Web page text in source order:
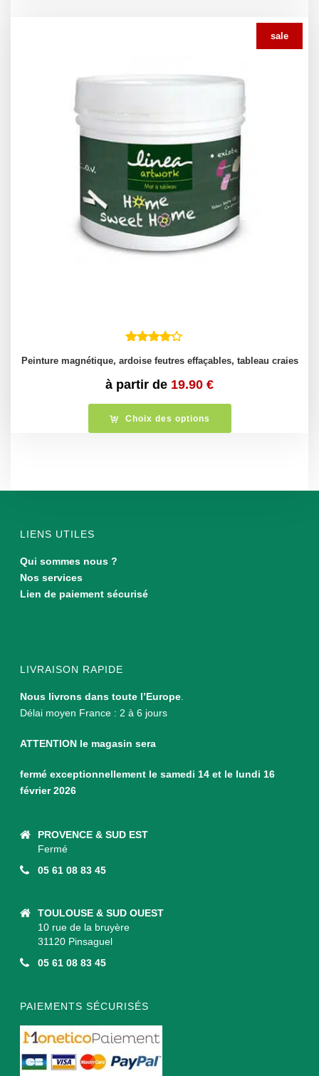
sale
Peinture magnétique, ardoise feutres effaçables, tableau craies
à partir de 19.90 €
Choix des options
LIENS UTILES
Qui sommes nous ?
Nos services
Lien de paiement sécurisé
LIVRAISON RAPIDE
Nous livrons dans toute l’Europe
Délai moyen France : 2 à 6 jours
ATTENTION le magasin sera
fermé exceptionnellement le samedi 14 et le lundi 16
février 2026
PROVENCE & SUD EST
Fermé
05 61 08 83 45
TOULOUSE & SUD OUEST
10 rue de la bruyère
31120 Pinsaguel
05 61 08 83 45
PAIEMENTS SÉCURISÉS